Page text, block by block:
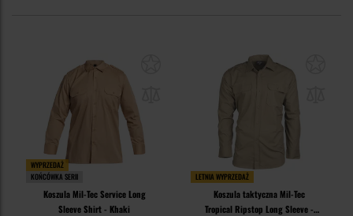
WYPRZEDAŻ
KOŃCÓWKA SERII
Koszula Mil-Tec Service Long
Sleeve Shirt - Khaki
LETNIA WYPRZEDAŻ
Koszula taktyczna Mil-Tec
Tropical Ripstop Long Sleeve -